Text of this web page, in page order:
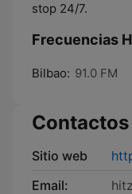
stop 24/7.
Frecuencias
Bilbao: 91.0 FM
Contactos
Sitio web
Email: